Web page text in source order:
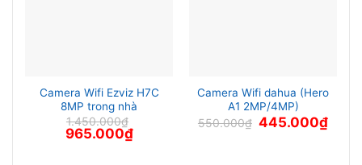
Camera Wifi Ezviz H7C
8MP trong nhà
1.450.000₫
Giá
gốc
965.000₫Giá
hiện
Camera Wifi dahua (Hero
A1 2MP/4MP)
550.000₫ Giá
gốc
445.000₫Giá